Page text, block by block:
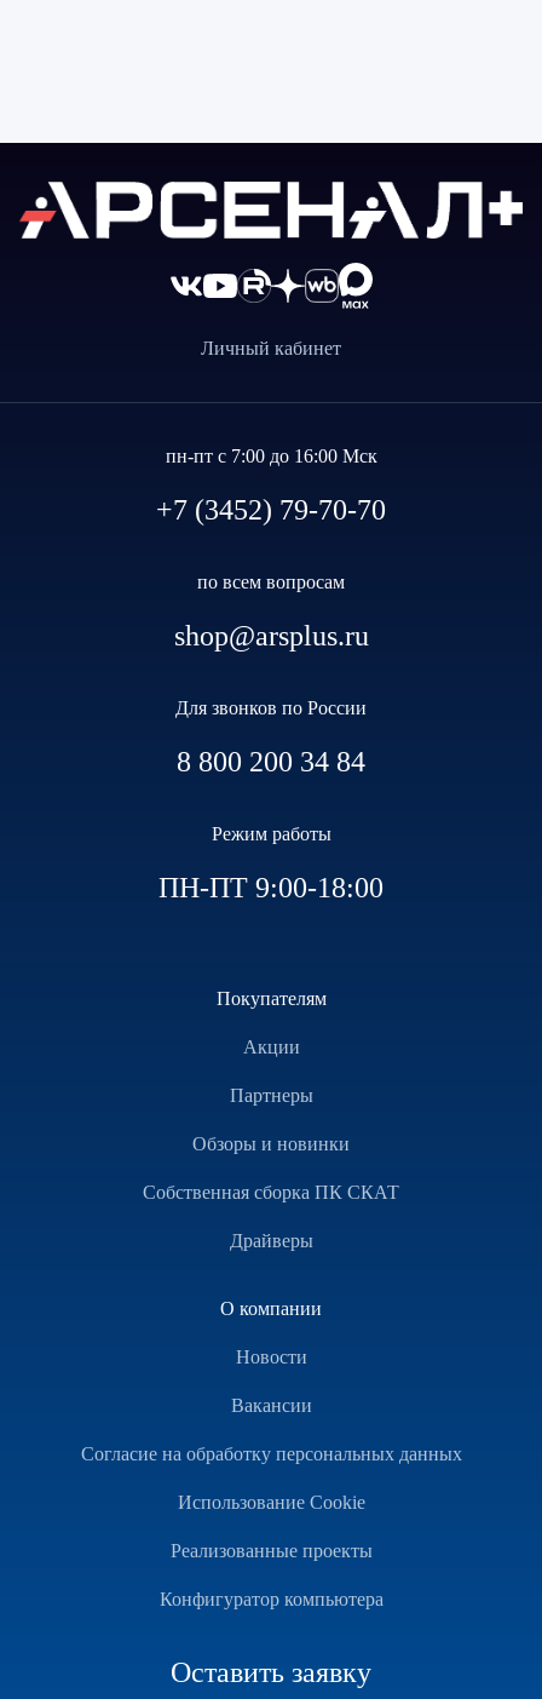
Личный кабинет
пн-пт с 7:00 до 16:00 Мск
+7 (3452) 79-70-70
по всем вопросам
shop@arsplus.ru
Для звонков по России
8 800 200 34 84
Режим работы
ПН-ПТ 9:00-18:00
Покупателям
Акции
Партнеры
Обзоры и новинки
Собственная сборка ПК СКАТ
Драйверы
О компании
Новости
Вакансии
Согласие на обработку персональных данных
Использование Cookie
Реализованные проекты
Конфигуратор компьютера
Оставить заявку